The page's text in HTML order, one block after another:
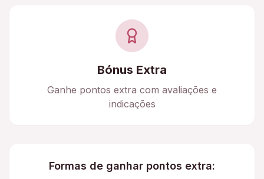
Bónus Extra
Ganhe pontos extra com avaliações e
indicações
Formas de ganhar pontos extra: